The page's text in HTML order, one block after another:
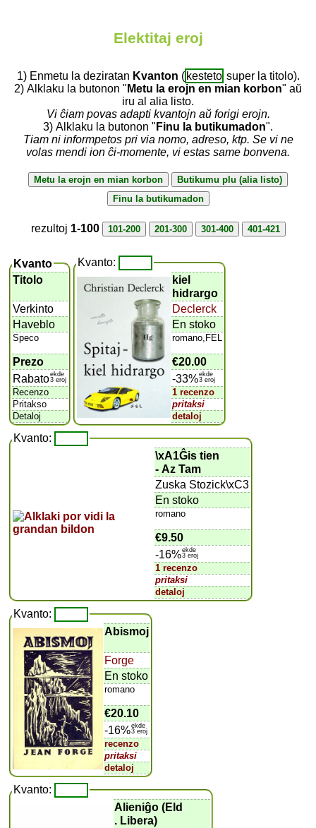
Elektitaj eroj
1) Enmetu la deziratan Kvanton ( kesteto super la titolo).
2) Alklaku la butonon " Metu la erojn en mian korbon" aŭ
iru al alia listo.
Vi ĉiam povas adapti kvantojn aŭ forigi erojn.
3) Alklaku la butonon " Finu la butikumadon".
Tiam ni informpetos pri via nomo, adreso, ktp. Se vi ne
volas mendi ion ĉi-momente, vi estas same bonvena.
rezultoj 1-100
Kvanto
Titolo
Verkinto
Haveblo
Speco
Prezo
Rabatoekde
3 eroj
Recenzo
Pritakso
Detaloj
Kvanto:
kiel
hidrargo
Declerck
En stoko
romano,FEL
€20.00
-33%ekde
3 eroj
1 recenzo
pritaksi
detaloj
Kvanto:
\xA1Ĝis tien
- Az Tam
Zuska Stozick\xC3
En stoko
romano
€9.50
-16%ekde
3 eroj
1 recenzo
pritaksi
detaloj
Kvanto:
Abismoj
Forge
En stoko
romano
€20.10
-16%ekde
3 eroj
recenzo
pritaksi
detaloj
Kvanto:
Alieniĝo (Eld
. Libera)